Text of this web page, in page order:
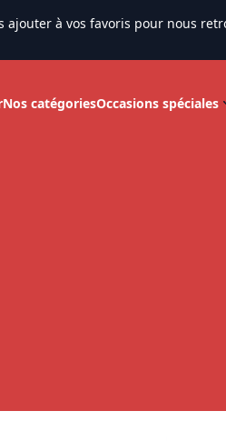
ajouter à vos favoris pour nous
Nos catégoriesOccasions spéciales